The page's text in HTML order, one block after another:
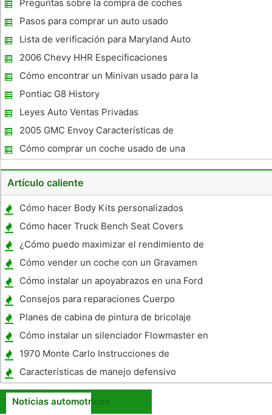
Preguntas sobre la compra de coches
usados ​​
Pasos para comprar un auto usado
Lista de verificación para Maryland Auto
Inspección
2006 Chevy HHR Especificaciones
Cómo encontrar un Minivan usado para la
venta en Los Angeles
Pontiac G8 History
Leyes Auto Ventas Privadas
2005 GMC Envoy Características de
seguridad
Cómo comprar un coche usado de una
agencia de alquiler
Artículo caliente
Cómo hacer Body Kits personalizados
Cómo hacer Truck Bench Seat Covers
¿Cómo puedo maximizar el rendimiento de
la gasolina en un Toyota Tacoma 1996
Cómo vender un coche con un Gravamen
Cómo instalar un apoyabrazos en una Ford
Ranger
Consejos para reparaciones Cuerpo
Planes de cabina de pintura de bricolaje
Cómo instalar un silenciador Flowmaster en
2004 F-150
1970 Monte Carlo Instrucciones de
instalación de moldeo inferior
Características de manejo defensivo
Noticias automotrices